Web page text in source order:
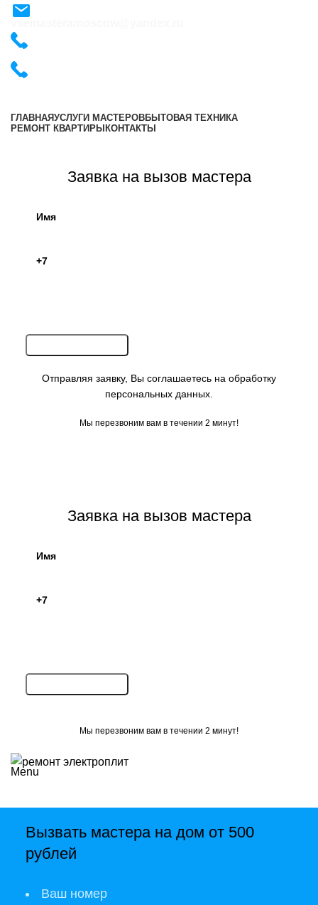
+7 (495) 487-54-57
+7 (495) 487-54-57
ГЛАВНАЯУСЛУГИ МАСТЕРОВБЫТОВАЯ ТЕХНИКА
РЕМОНТ КВАРТИРЫ КОНТАКТЫ
Заявка на вызов мастера
Отправляя заявку, Вы соглашаетесь на обработку
персональных данных.
Мы перезвоним вам в течении 2 минут!
Заявка на вызов мастера
Мы перезвоним вам в течении 2 минут!
Menu
Ремонт электроплит
Вызвать мастера на дом от 500
рублей
Ваш номер